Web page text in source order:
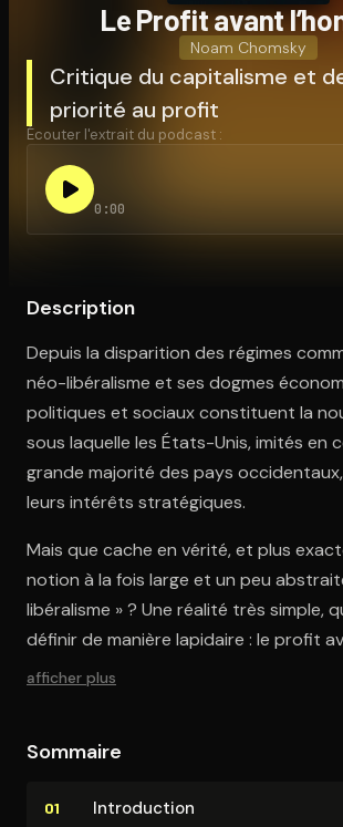
Ouvre l'app Appareil photo, pointe sur
Le Profit avant
Noam Chomsky
Critique du capitalisme et
priorité au profit
Écouter l'extrait du podcast :
0:00
Description
Depuis la disparition des régimes
néo-libéralisme et ses dogmes
politiques et sociaux constituent la
sous laquelle les États-Unis, imités en
grande majorité des pays
leurs intérêts stratégiques.
Mais que cache en vérité, et plus
notion à la fois large et un peu
libéralisme » ? Une réalité très simple,
définir de manière lapidaire : le profit
afficher plus
Sommaire
01 In­tro­duc­tion